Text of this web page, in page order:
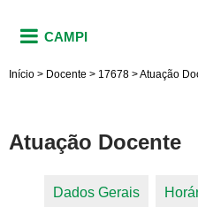
CAMPI
Início > Docente > 17678 >Atuação
Atuação Docente
Dados Gerais